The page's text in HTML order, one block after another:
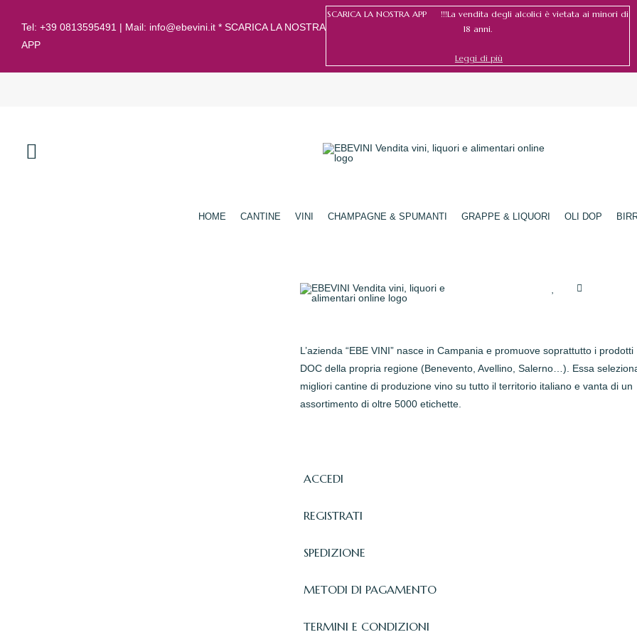
Tel: +39 0813595491 | Mail: info@ebevini.it * SCARICA LA NOSTRA
APP
SCARICA LA NOSTRA APP !!!La vendita degli alcolici è vietata ai minori di
18 anni.
Leggi di più
HOME CANTINE VINI CHAMPAGNE & SPUMANTI GRAPPE & LIQUORI OLI DOP
L’azienda “EBE VINI” nasce in Campania e promuove soprattutto i prodotti
DOC della propria regione (Benevento, Avellino, Salerno…). Essa
migliori cantine di produzione vino su tutto il territorio italiano e vanta di un
assortimento di oltre 5000 etichette.
ACCEDI
REGISTRATI
SPEDIZIONE
METODI DI PAGAMENTO
TERMINI E CONDIZIONI